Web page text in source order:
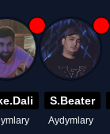
S.Beater
Aydymlary